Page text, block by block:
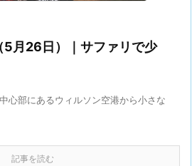
5月26日）｜サファリで少
心部にあるウィルソン空港から小さな
記事を読む